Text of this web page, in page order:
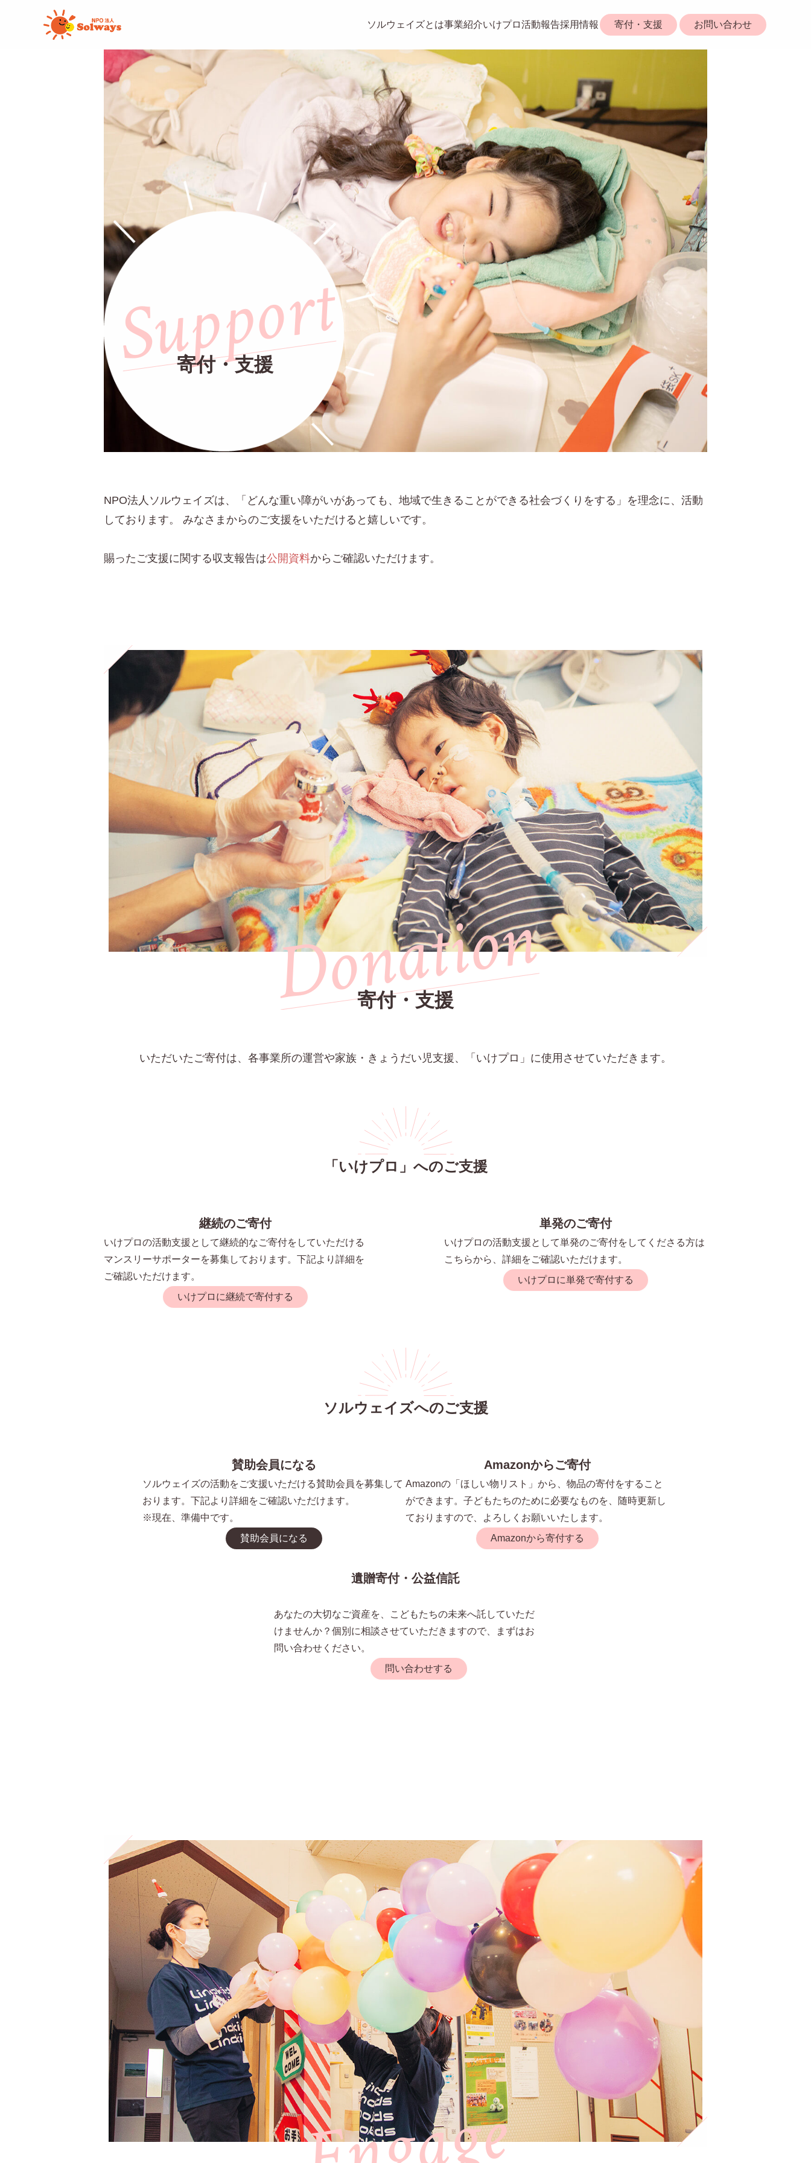
ソルウェイズとは事業紹介いけプロ活動報告採用情報 寄付・支援 お問い合わせ
Support
寄付・支援
NPO法人ソルウェイズは、「どんな重い障がいがあっても、地域で生きることができる社会づくりをする」を理念に、活動
しております。 みなさまからのご支援をいただけると嬉しいです。
賜ったご支援に関する収支報告は公開資料からご確認いただけます。
Donation
寄付・支援
いただいたご寄付は、各事業所の運営や家族・きょうだい児支援、「いけプロ」に使用させていただきます。
「いけプロ」へのご支援
継続のご寄付
いけプロの活動支援として継続的なご寄付をしていただける
マンスリーサポーターを募集しております。下記より詳細を
ご確認いただけます。
いけプロに継続で寄付する
単発のご寄付
いけプロの活動支援として単発のご寄付をしてくださる方は
こちらから、詳細をご確認いただけます。
いけプロに単発で寄付する
ソルウェイズへのご支援
賛助会員になる
ソルウェイズの活動をご支援いただける賛助会員を募集して
おります。下記より詳細をご確認いただけます。
※現在、準備中です。
賛助会員になる
Amazonからご寄付
Amazonの「ほしい物リスト」から、物品の寄付をすること
ができます。子どもたちのために必要なものを、随時更新し
ておりますので、よろしくお願いいたします。
Amazonから寄付する
遺贈寄付・公益信託
あなたの大切なご資産を、こどもたちの未来へ託していただ
けませんか？個別に相談させていただきますので、まずはお
問い合わせください。
問い合わせする